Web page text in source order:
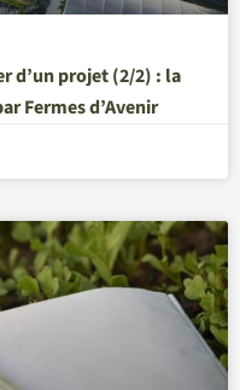
d’un projet (2/2) : la
Fermes d’Avenir